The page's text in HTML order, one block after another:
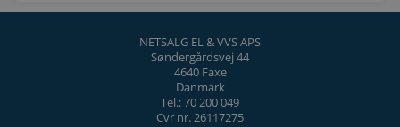
NETSALG EL & VVS APS
Søndergårdsvej 44
4640 Faxe
Danmark
Tel.: 70 200 049
Cvr nr. 26117275